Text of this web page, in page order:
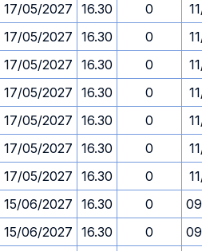
17/05/2027 16.30 0
17/05/2027 16.30 0
17/05/2027 16.30 0
17/05/2027 16.30 0
17/05/2027 16.30 0
17/05/2027 16.30 0
17/05/2027 16.30 0
15/06/2027 16.30 0
15/06/2027 16.30 0